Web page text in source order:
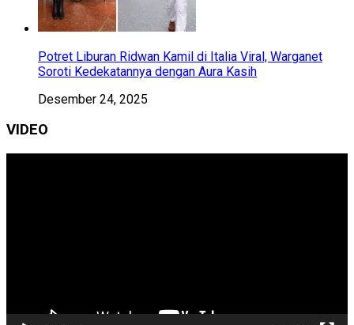
Potret Liburan Ridwan Kamil di Italia Viral, Warganet
Soroti Kedekatannya dengan Aura Kasih
Desember 24, 2025
VIDEO